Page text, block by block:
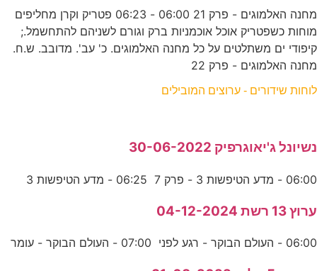
מחנה האלמוגים - פרק 21 06:00 - 06:23 פטריק וקרן מחליפים
מוחות כשפטריק אוכל אוכמניות ברק וגורם לשניהם להתחשמל.;
קיפודי ים משתלטים על כל מחנה האלמוגים. כ' עב'. מדובב. ש.ח.
מחנה האלמוגים - פרק 22
לוחות שידורים - ערוצים המובילים
נשיונל ג'יאוגרפיק 30-06-2022
06:00 - מדע הטיפשות 3 - פרק 7 06:25 - מדע הטיפשות 3
ערוץ 13 רשת 04-12-2024
06:00 - העולם הבוקר - רגע לפני 07:00 - העולם הבוקר - עומר